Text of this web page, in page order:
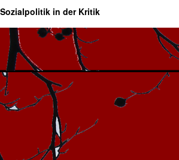
in der Kritik